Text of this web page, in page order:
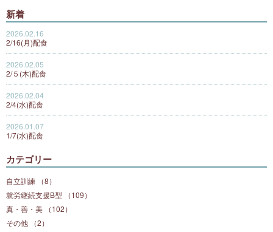
新着
2026.02.16
2/16(月)配食
2026.02.05
2/５(木)配食
2026.02.04
2/4(水)配食
2026.01.07
1/7(水)配食
カテゴリー
自立訓練 （8）
就労継続支援B型 （109）
真・善・美 （102）
その他 （2）